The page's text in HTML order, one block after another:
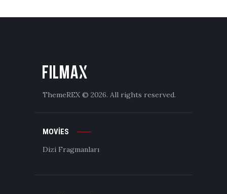
ThemeREX © 2026. All rights reserved.
MOVIES
Dizi Fragmanları